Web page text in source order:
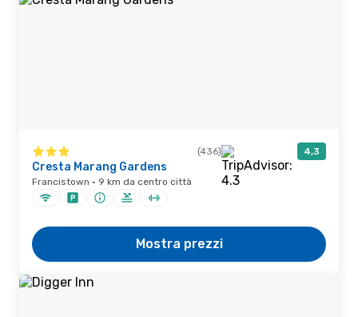
(436) 4,3
Cresta Marang Gardens
Francistown · 9 km da centro città
Mostra prezzi